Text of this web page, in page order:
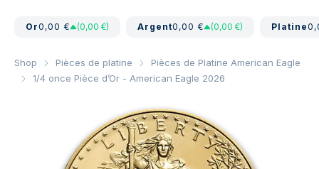
Or0,00 € (0,00 €) Argent0,00 € (0,00 €) Platine
Shop Pièces de platine
Pièces de Platine American Eagle
1/4 once Pièce d’Or - American Eagle 2026